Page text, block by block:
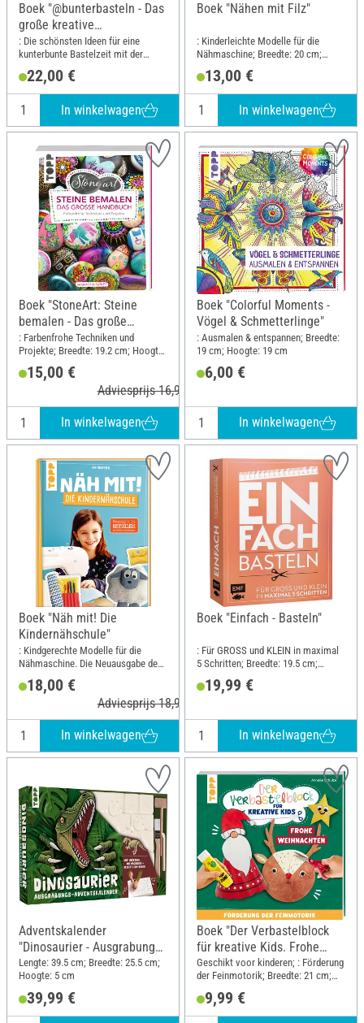
Boek "@bunterbasteln - Das
große kreative
Familienbuch"
: Die schönsten Ideen für eine
kunterbunte Bastelzeit mit der
Hoogte: 28.5 cm
22,00 €
In winkelwagen
Boek "Nähen mit Filz"
: Kinderleichte Modelle für die
Nähmaschine; Breedte: 20 cm;
13,00 €
In winkelwagen
Boek "StoneArt: Steine
bemalen - Das große
Handbuch"
: Farbenfrohe Techniken und
Projekte; Breedte: 19.2 cm; Hoogte:
15,00 €
Adviesprijs 16,99 €
In winkelwagen
Boek "Colorful Moments -
Vögel & Schmetterlinge"
: Ausmalen & entspannen; Breedte:
19 cm; Hoogte: 19 cm
6,00 €
In winkelwagen
Boek "Näh mit! Die
Kindernähschule"
: Kindgerechte Modelle für die
Nähmaschine. Die Neuausgabe des
Breedte: 20.5 cm
18,00 €
Adviesprijs 18,99 €
In winkelwagen
Boek "Einfach - Basteln"
: Für GROSS und KLEIN in maximal
5 Schritten; Breedte: 19.5 cm;
19,99 €
In winkelwagen
Adventskalender
"Dinosaurier - Ausgrabungs-
Spaß!"
Lengte: 39.5 cm; Breedte: 25.5 cm;
Hoogte: 5 cm
39,99 €
Boek "Der Verbastelblock
für kreative Kids. Frohe
Weihnachten"
Geschikt voor kinderen; : Förderung
der Feinmotorik; Breedte: 21 cm;
9,99 €